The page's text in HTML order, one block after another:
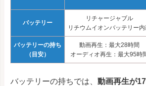
バッテリー
リチャージャブル
リチウムイオンバッテリー
バッテリーの持ち
（目安）
動画再生：最大28時間
オーディオ再生：最大95時
バッテリーの持ちでは、 動画再生が